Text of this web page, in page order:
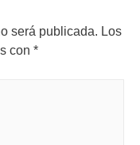
será publicada. Los
con *